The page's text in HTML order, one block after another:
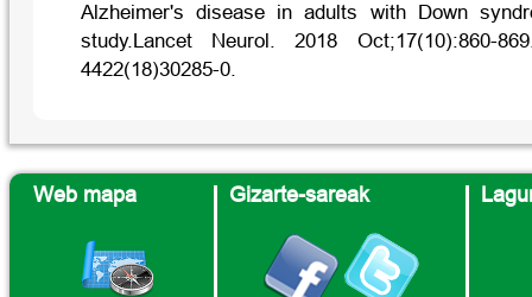
Alzheimer's disease in adults with Down
study.Lancet Neurol. 2018 Oct;17(10):860-
4422(18)30285-0.
Web mapa Gizarte-sareak